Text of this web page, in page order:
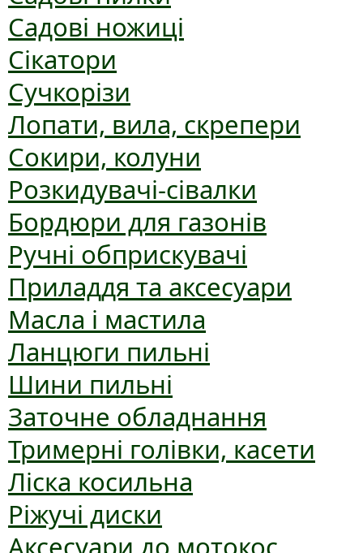
Садові ножиці
Сікатори
Сучкорізи
Лопати, вила, скрепери
Сокири, колуни
Розкидувачі-сівалки
Бордюри для газонів
Ручні обприскувачі
Приладдя та аксесуари
Масла і мастила
Ланцюги пильні
Шини пильні
Заточне обладнання
Тримерні голівки, касети
Ліска косильна
Ріжучі диски